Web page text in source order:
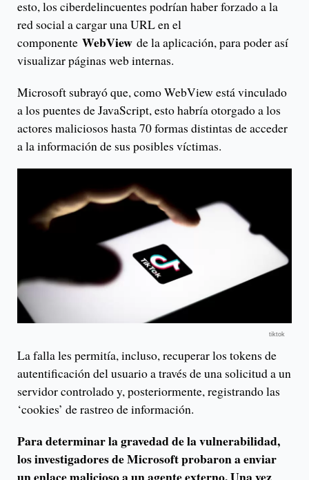
esto, los ciberdelincuentes podrían haber forzado a la
red social a cargar una URL en el
componente WebView de la aplicación, para poder así
visualizar páginas web internas.
Microsoft subrayó que, como WebView está vinculado
a los puentes de JavaScript, esto habría otorgado a los
actores maliciosos hasta 70 formas distintas de acceder
a la información de sus posibles víctimas.
tiktok
La falla les permitía, incluso, recuperar los tokens de
autentificación del usuario a través de una solicitud a un
servidor controlado y, posteriormente, registrando las
‘cookies’ de rastreo de información.
Para determinar la gravedad de la vulnerabilidad,
los investigadores de Microsoft probaron a enviar